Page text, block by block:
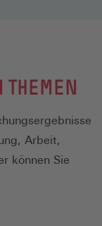
THEMEN
Arbeit,
können Sie